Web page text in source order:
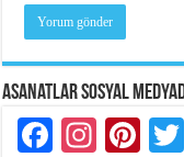
Asanatlar Sosyal